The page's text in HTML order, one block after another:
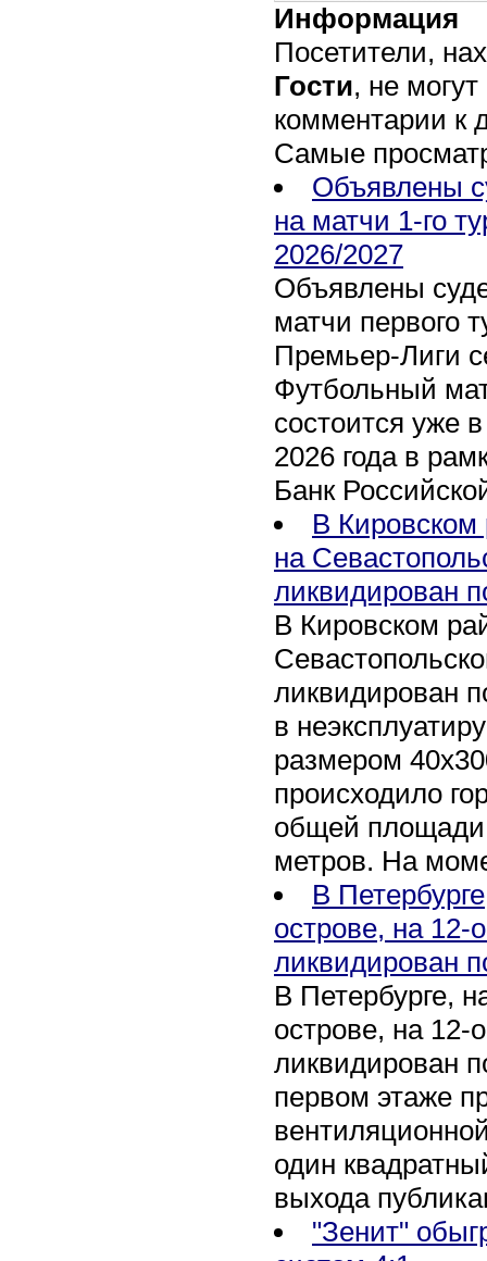
Информация
Посетители,
Гости, не
комментарии к
Самые
Объявлены
на матчи 1-го
2026/2027
Объявлены
матчи первого
Премьер-Лиги
Футбольный
состоится уже
2026 года в
Банк
В Кировском
на
ликвидирован
В Кировском
ликвидирован
в
размером
происходило
общей площади
метров. На
В
острове, на 12-
ликвидирован
В Петербурге,
острове, на 12-
ликвидирован
первом этаже
один
выхода
"Зенит"